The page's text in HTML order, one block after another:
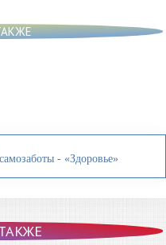
- «Здоровье»